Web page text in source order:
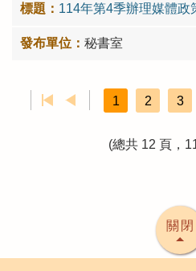
114年第4季辦理媒體政
秘書室
1 2 3
(總共 12 頁，
關閉